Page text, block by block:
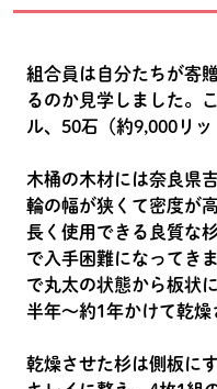
組合員は自分たちが寄
るのか見学しました。
ル、50石（約9,000リッ
木桶の木材には奈良県
輪の幅が狭くて密度が
長く使用できる良質な
で入手困難になってき
で丸太の状態から板状
半年～約1年かけて乾燥
乾燥させた杉は側板に